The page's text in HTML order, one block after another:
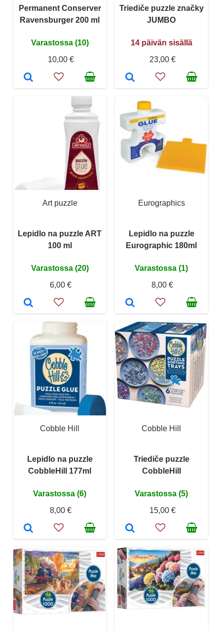
Permanent Conserver
Ravensburger 200 ml
Varastossa (10)
10,00 €
Triediče puzzle značky
JUMBO
14 päivän sisällä
23,00 €
Art puzzle
Lepidlo na puzzle ART
100 ml
Varastossa (20)
6,00 €
Eurographics
Lepidlo na puzzle
Eurographic 180ml
Varastossa (1)
8,00 €
Cobble Hill
Lepidlo na puzzle
CobbleHill 177ml
Varastossa (6)
8,00 €
Cobble Hill
Triediče puzzle
CobbleHill
Varastossa (5)
15,00 €